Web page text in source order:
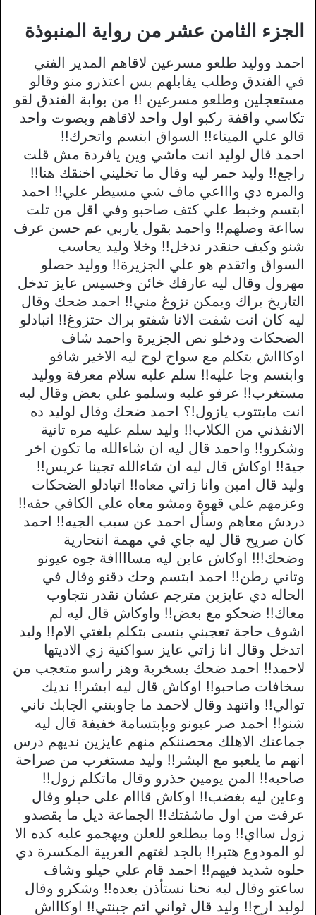
الجزء الثامن عشر من رواية المنبوذة
احمد ووليد طلعو مسرعين لاقاهم المدير الفني
في الفندق وطلب يقابلهم بس اعتذرو منو وقالو
مستعجلين وطلعو مسرعين !! من بوابة الفندق لقو
تكاسي واقفة ركبو اول واحد لاقاهم وبصوت واحد
قالو علي الميناء!! السواق ابتسم واتحرك!!
احمد قال لوليد انت ماشي وين يافردة مش قلت
راجع!! وليد حمر ليه وقال ما تخليني اخنقك هنا!!
والمره دي واااعي ماف شي مسيطر علي!! احمد
ابتسم وخبط علي كتف صاحبو وفي اقل من تلت
سااعة وصلهم!! واحمد بقول ياربي عم حسن عرف
شنو وكيف حنقدر ندخل!! وخلا وليد يحاسب
السواق واتقدم هو علي الجزيرة!! ووليد حصلو
مهرول وقال ليه عارفك خائن وخسيس عايز تدخل
التاريخ براك ويمكن تزوغ مني!! احمد ضحك وقال
ليه كان انت شفت الانا شفتو براك حتزوغ!! اتبادلو
الضحكات ودخلو نص الجزيرة واحمد شاف
اوكاااش بتكلم مع سواح لوح ليه الاخير شافو
وابتسم وجا عليه!! سلم عليه سلام معرفة ووليد
مستغرب!! عرفو عليه وسلمو علي بعض وقال ليه
انت مابتتوب يازول!؟ احمد ضحك وقال لوليد ده
الانقذني من الكلاب!! وليد سلم عليه مره تانية
وشكرو!! واحمد قال ليه ان شاءالله ما تكون اخر
جية!! اوكاش قال ليه ان شاءالله تجينا عريس!!
وليد قال امين وانا زاتي معاه!! اتبادلو الضحكات
وعزمهم علي قهوة ومشو معاه علي الكافي حقه!!
دردش معاهم وسأل احمد عن سبب الجيه!! احمد
كان صريح قال ليه جاي في مهمة انتحارية
وضحك!!! اوكاش عاين ليه مساااافة جوه عيونو
وتاني رطن!! احمد ابتسم وحك دقنو وقال في
الحاله دي عايزين مترجم عشان نقدر نتجاوب
معاك!! ضحكو مع بعض!! واوكاش قال ليه لم
اشوف حاجة تعجبني بنسى بتكلم بلغتي الام!! وليد
اتدخل وقال انا زاتي عايز سواكنية زي الاديتها
لاحمد!! احمد ضحك بسخرية وهز راسو متعجب من
سخافات صاحبو!! اوكاش قال ليه ابشر!! نديك
توالي!! واتنهد وقال لاحمد ما جاوبتني الجابك تاني
شنو!! احمد صر عيونو وبإبتسامة خفيفة قال ليه
جماعتك الاهلك محصننكم منهم عايزين نديهم درس
انهم ما يلعبو مع البشر!! وليد مستغرب من صراحة
صاحبه!! المن يومين حذرو وقال ماتكلم زول!!
وعاين ليه بغضب!! اوكاش قااام على حيلو وقال
عرفت من اول ماشفتك!! الجماعة ديل ما بقصدو
زول سااي!! وما ببطلعو للعلن ويهجمو عليه كده الا
لو المودوع هتير!! بالجد لغتهم العربية المكسرة دي
حلوه شديد فيهم!! احمد قام علي حيلو وشاف
ساعتو وقال ليه نحنا نستأذن بعده!! وشكرو وقال
لوليد ارح!! وليد قال ثواني اتم جبنتي!! اوكاااش